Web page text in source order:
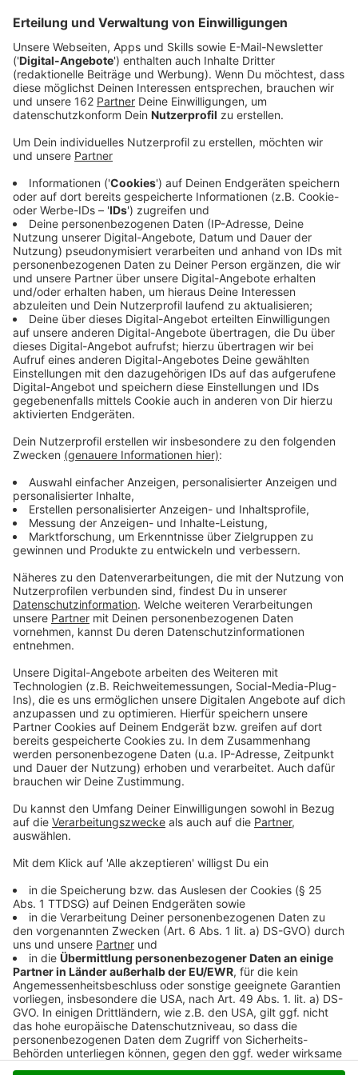
Anzeige
Veröffentlicht: Freitag, 12.08.2022 14:39
Anzeige
Alleine gestern sind auf den Straßen bei uns im Kreis
15 Unfälle passiert. Dabei wurden insgesamt 18
Menschen verletzt- 4 davon sogar schwer. Die
Kreispolizei zeigt sich wegen der steigenden
Unfallzahlen besorgt. Deswegen richtet sie heute
einen Appell an alle Verkehrsteilnehmer, indem sie um
eine verstärkte Aufmerksamkeit im Straßenverkehr
setzt. Darin heißt es:
Nehmen Sie bei den aktuellen Temperaturen
genügend Flüssigkeiten zu sich, damit
Konzentration und Kreislauf stabil bleiben
Fahren Sie rechtzeitig los, um nicht in Zeitdruck
zu geraten
Passen Sie Geschwindigkeit und Fahrverhalten
den aktuellen Gegebenheiten an, insbesondere
wenn Sichtbehinderungen (z.B. tiefstehende
Sonne oder hochstehender Mais) vorliegen
Rechnen Sie mit Fahrfehlern / Fehlverhalten
anderer Verkehrsteilnehmer und seien Sie
jederzeit bremsbereit
Tragen Sie auf dem Rad oder Pedelec einen
Fahrradhelm
Anzeige
Über 6.600 Unfälle in der ersten Jahreshälfte
Anzeige
Kreisweit sind allein in der ersten Jahreshälfte über
6.600 Unfälle passiert. Dabei kam es in 150 mehr
Fällen zu Verletzungen, als noch im Vorjahr. Ein
bisschen lassen sich die Zahlen aber relativieren. Durch
die Corona-Lockdowns waren die Unfallzahlen zuletzt
gefallen. Im Vergleicht zu den Vor-Corona-Jahren sind
weniger Unfälle passiert.
Anzeige